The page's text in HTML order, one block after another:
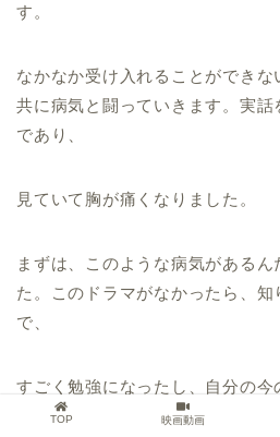
す。
なかなか受け入れることができな
共に病気と闘っていきます。実
であり、
見ていて胸が痛くなりました。
まずは、このような病気がある
た。このドラマがなかったら、
で、
すごく勉強になったし、自分の今
んと感じないといけないなと思わ
TOP 映画動画